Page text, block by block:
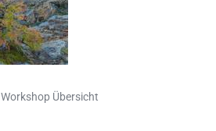
Übersicht